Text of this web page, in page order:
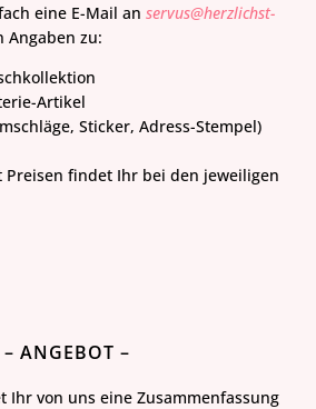
eine E-Mail anservus@herzlichst-
Angaben zu:
Artikel
Sticker, Adress-Stempel)
findet Ihr bei den jeweiligen
– ANGEBOT –
Ihr von uns eine Zusammenfassung